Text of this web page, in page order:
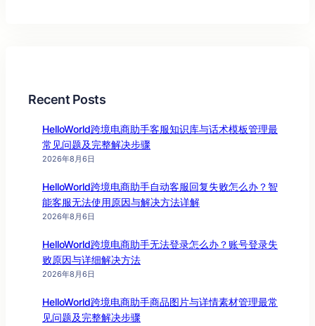
Recent Posts
HelloWorld跨境电商助手客服知识库与话术模板管理最
常见问题及完整解决步骤
2026年8月6日
HelloWorld跨境电商助手自动客服回复失败怎么办？智
能客服无法使用原因与解决方法详解
2026年8月6日
HelloWorld跨境电商助手无法登录怎么办？账号登录失
败原因与详细解决方法
2026年8月6日
HelloWorld跨境电商助手商品图片与详情素材管理最常
见问题及完整解决步骤